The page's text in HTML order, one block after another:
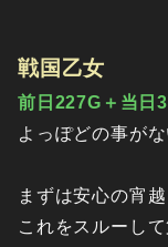
戦国乙女
前日227G＋当日
よっぽどの事が
まずは安心の宵
これをスルーし